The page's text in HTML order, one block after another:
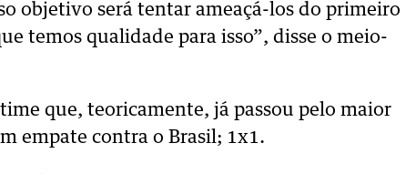
objetivo será tentar ameaçá-los do primeiro
temos qualidade para isso”, disse o meio-
que, teoricamente, já passou pelo maior
empate contra o Brasil; 1x1.